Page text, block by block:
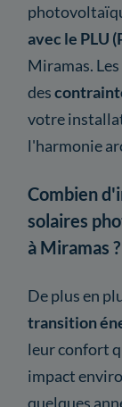
avec le PLU
Miramas.
des
votre
l'harmonie
Combien
solaires
à Miramas ?
De plus en
transition
leur confort
impact
quelques